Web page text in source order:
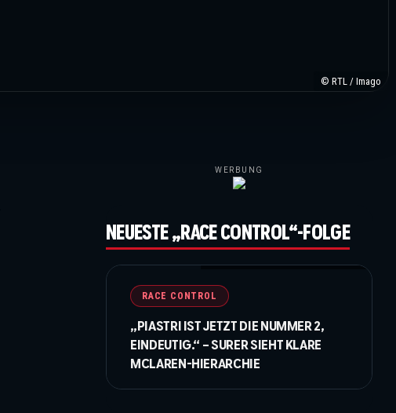
© RTL / Imago
WERBUNG
NEUESTE „RACE CONTROL“-FOLGE
RACE CONTROL
„PIASTRI IST JETZT DIE NUMMER 2,
EINDEUTIG.“ – SURER SIEHT KLARE
MCLAREN-HIERARCHIE